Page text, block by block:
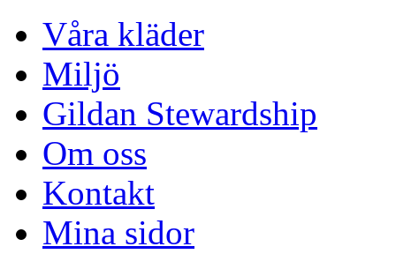
Våra kläder
Miljö
Gildan Stewardship
Om oss
Kontakt
Mina sidor